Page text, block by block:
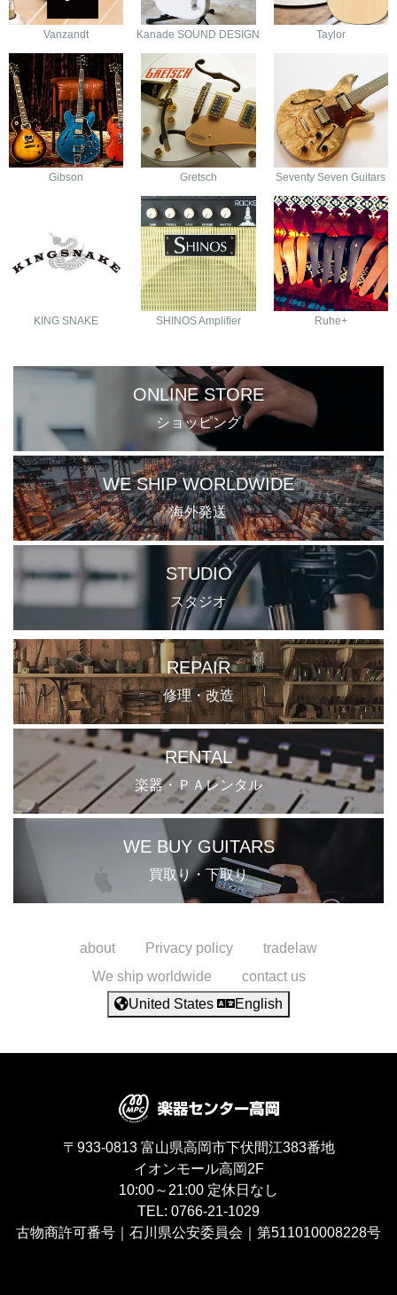
Vanzandt Kanade SOUND DESIGN Taylor
Gibson Gretsch Seventy Seven Guitars
KING SNAKE SHINOS Amplifier Ruhe+
ONLINE STORE
ショッピング
WE SHIP WORLDWIDE
海外発送
STUDIO
スタジオ
REPAIR
修理・改造
RENTAL
楽器・ＰＡレンタル
WE BUY GUITARS
買取り・下取り
about Privacy policy
tradelaw
We ship worldwide
contact us
United States
English
〒933-0813 富山県高岡市下伏間江383番地
イオンモール高岡2F
10:00～21:00 定休日なし
TEL: 0766-21-1029
古物商許可番号｜石川県公安委員会｜第511010008228号